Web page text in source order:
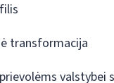
transformacija
valstybei